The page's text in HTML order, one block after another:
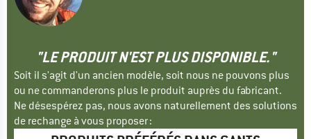
"LE PRODUIT N'EST PLUS DISPONIBLE."
Soit il s'agit d'un ancien modèle, soit nous ne pouvons plus
ou ne commanderons plus le produit auprès du fabricant.
Ne désespérez pas, nous avons naturellement des solutions
de rechange à vous proposer :